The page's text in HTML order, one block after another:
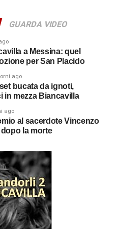
GUARDA VIDEO
a Messina: quel
per San Placido
ago
bucata da ignoti,
in mezza Biancavilla
ago
al sacerdote Vincenzo
la morte